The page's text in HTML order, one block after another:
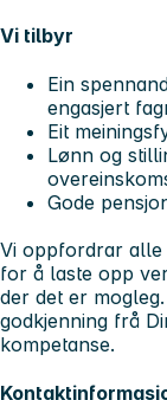
Vi tilbyr
Ein
engasjert
Eit
Lønn og
Gode
Vi oppfordrar alle
for å laste opp
der det er
godkjenning frå
kompetanse.